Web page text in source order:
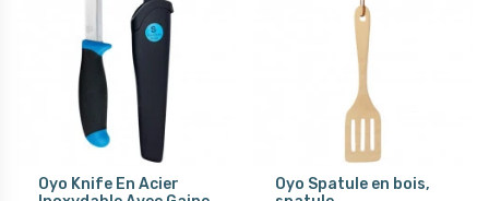
Oyo Knife En Acier
Oyo Spatule en bois,